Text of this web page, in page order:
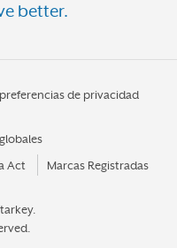
better.
preferencias de privacidad
Act Marcas Registradas